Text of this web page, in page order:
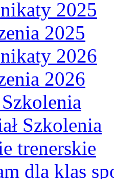
2025
2025
2026
2026
Szkolenia
trenerskie
dla klas